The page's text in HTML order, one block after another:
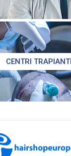
CENTRI TRAPIANTI